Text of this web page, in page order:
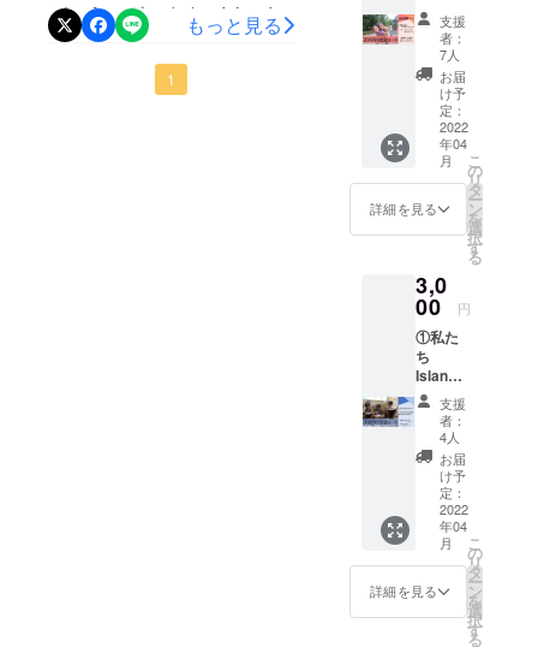
やく元の生活が取り戻せる
ように。その一歩として教
会を再建することで被害前
クト終了まであと2日となり
ましたが、Island一同最後ま
で全力で取り組んで参りま
ました。ただ、全体目標100
万円までは大きく距離があ
る状態です。残り33日間、
ト！
がとうございます。Islandで
す。本日2月1日より私たち
のプロジェクト「台風で壊
もっと見る
1
から心
よりお
礼の
メール
②現地
の子ど
もたち
からの
ビデオ
メッ
セー
ジ ※
ビデオ
セージ
の提供
方法に
ついて
頂いた
メール
アドレ
スに、
お礼の
メール
ととも
に送付
させて
いただ
きます
支援
者：
7人
お届
け予
定：
2022
年04
月
詳細を見る
こ
の
リ
タ
ー
ン
を
選
択
す
る
3,0
00 円
①私た
ち
Island
から心
よりお
礼の
メー
ル ②
現地の
子ども
たちか
らのビ
デオ
メッ
セージ
③私た
支援
者：
4人
お届
け予
定：
2022
年04
月
詳細を見る
こ
の
リ
タ
ー
ン
を
選
択
す
る